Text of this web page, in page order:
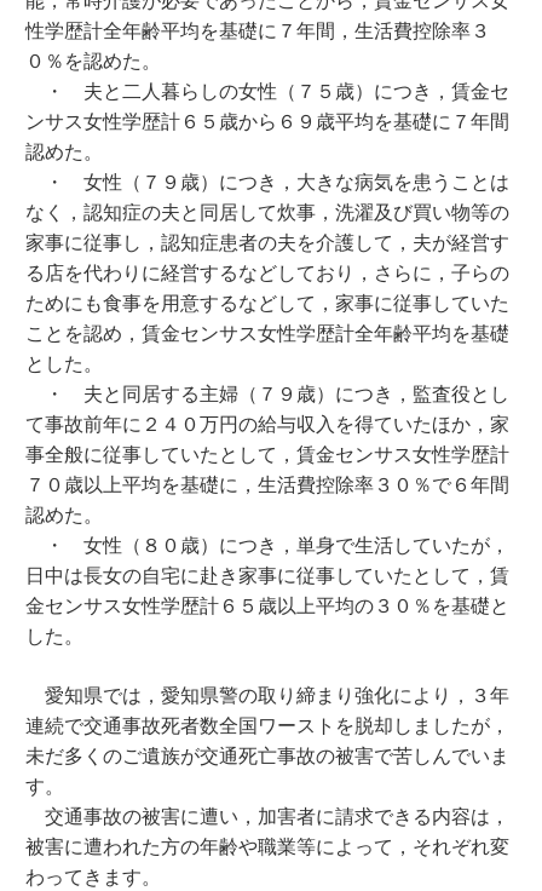
性学歴計全年齢平均を基礎に７年間，生活費控除率３
０％を認めた。
・ 夫と二人暮らしの女性（７５歳）につき，賃金セ
ンサス女性学歴計６５歳から６９歳平均を基礎に７年間
認めた。
・ 女性（７９歳）につき，大きな病気を患うことは
なく，認知症の夫と同居して炊事，洗濯及び買い物等の
家事に従事し，認知症患者の夫を介護して，夫が経営す
る店を代わりに経営するなどしており，さらに，子らの
ためにも食事を用意するなどして，家事に従事していた
ことを認め，賃金センサス女性学歴計全年齢平均を基礎
とした。
・ 夫と同居する主婦（７９歳）につき，監査役とし
て事故前年に２４０万円の給与収入を得ていたほか，家
事全般に従事していたとして，賃金センサス女性学歴計
７０歳以上平均を基礎に，生活費控除率３０％で６年間
認めた。
・ 女性（８０歳）につき，単身で生活していたが，
日中は長女の自宅に赴き家事に従事していたとして，賃
金センサス女性学歴計６５歳以上平均の３０％を基礎と
した。
愛知県では，愛知県警の取り締まり強化により，３年
連続で交通事故死者数全国ワーストを脱却しましたが，
未だ多くのご遺族が交通死亡事故の被害で苦しんでいま
す。
交通事故の被害に遭い，加害者に請求できる内容は，
被害に遭われた方の年齢や職業等によって，それぞれ変
わってきます。